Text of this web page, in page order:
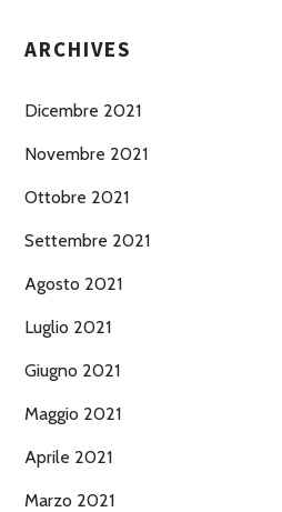
ARCHIVES
Dicembre 2021
Novembre 2021
Ottobre 2021
Settembre 2021
Agosto 2021
Luglio 2021
Giugno 2021
Maggio 2021
Aprile 2021
Marzo 2021